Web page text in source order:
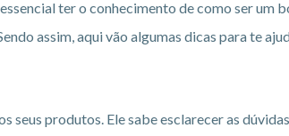
ter o conhecimento de como ser um
assim, aqui vão algumas dicas para te
seus produtos. Ele sabe esclarecer as